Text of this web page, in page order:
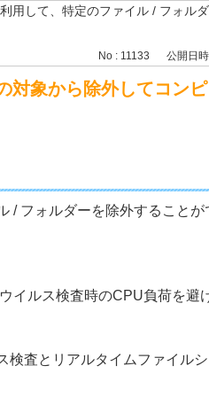
用して、特定のファイル / フォル
No : 11133 公開日
対象から除外してコン
フォルダーを除外することが
イルス検査時のCPU負荷を避
検査とリアルタイムファイル